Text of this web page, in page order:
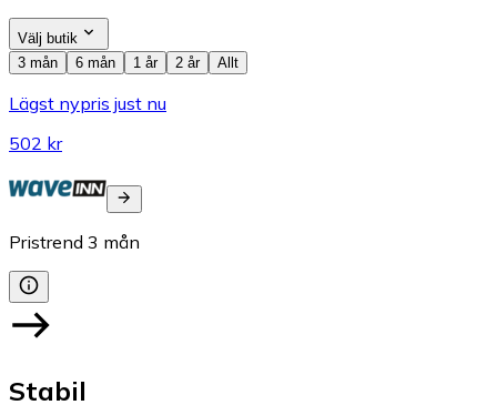
Välj butik
3 mån
6 mån 1 år 2 år Allt
Lägst nypris just nu
502 kr
Pristrend 3 mån
Stabil